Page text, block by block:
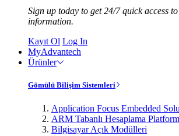
Sign up today to get 24/7 quick access
information.
Kayıt Ol Log In
MyAdvantech
Ürünler
Gömülü Bilişim Sistemleri
Application Focus Embedded
ARM Tabanlı Hesaplama
Bilgisayar Açık Modülleri